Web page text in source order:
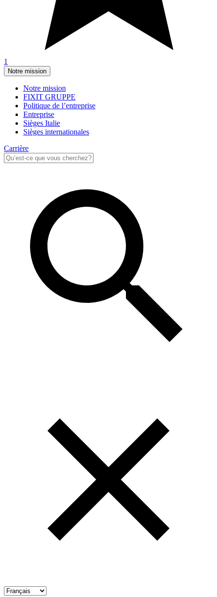
1
Notre mission
Notre mission
FIXIT GRUPPE
Politique de l’entreprise
Entreprise
Sièges Italie
Sièges internationales
Carrière